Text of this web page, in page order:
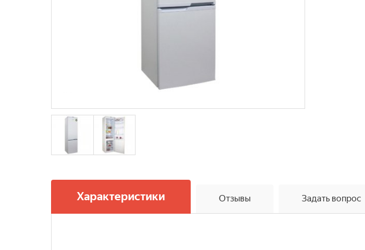
Характеристики Отзывы Задать вопрос